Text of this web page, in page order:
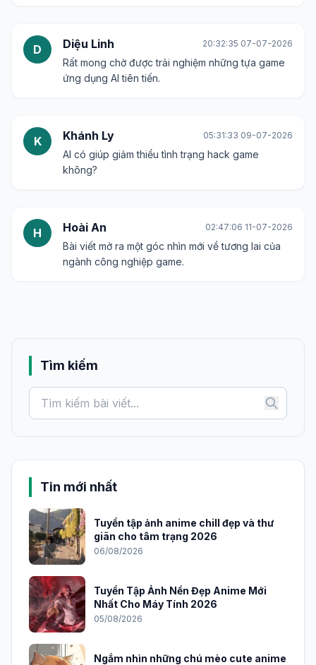
D Diệu Linh 20:32:35 07-07-2026
Rất mong chờ được trải nghiệm những tựa game
ứng dụng AI tiên tiến.
K Khánh Ly 05:31:33 09-07-2026
AI có giúp giảm thiểu tình trạng hack game
không?
H Hoài An 02:47:06 11-07-2026
Bài viết mở ra một góc nhìn mới về tương lai của
ngành công nghiệp game.
Tìm kiếm
Tin mới nhất
Tuyển tập ảnh anime chill đẹp và thư
giãn cho tâm trạng 2026
06/08/2026
Tuyển Tập Ảnh Nền Đẹp Anime Mới
Nhất Cho Máy Tính 2026
05/08/2026
Ngắm nhìn những chú mèo cute anime